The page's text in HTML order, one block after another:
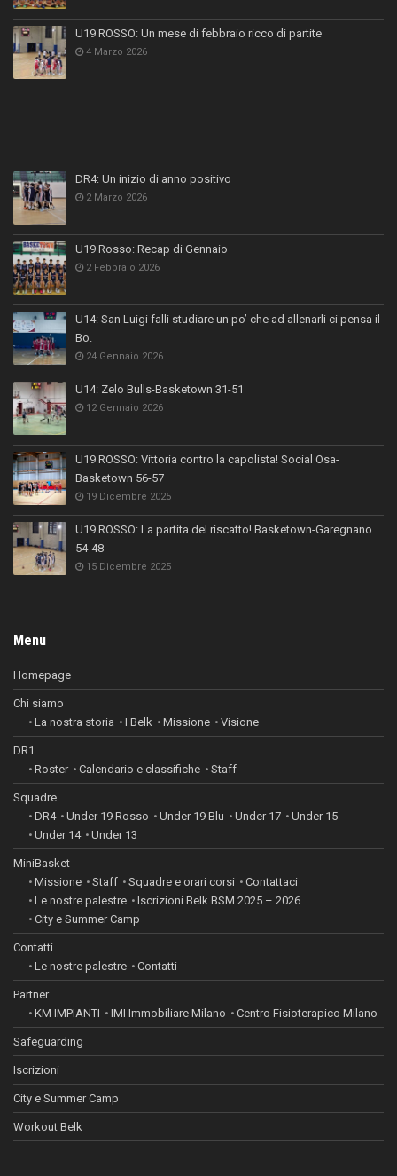
U19 ROSSO: Un mese di febbraio ricco di partite
4 Marzo 2026
DR4: Un inizio di anno positivo
2 Marzo 2026
U19 Rosso: Recap di Gennaio
2 Febbraio 2026
U14: San Luigi falli studiare un po’ che ad allenarli ci pensa il
Bo.
24 Gennaio 2026
U14: Zelo Bulls-Basketown 31-51
12 Gennaio 2026
U19 ROSSO: Vittoria contro la capolista! Social Osa-
Basketown 56-57
19 Dicembre 2025
U19 ROSSO: La partita del riscatto! Basketown-Garegnano
54-48
15 Dicembre 2025
Menu
Homepage
Chi siamo
La nostra storia
I Belk Missione Visione
DR1
Roster
Calendario e classifiche Staff
Squadre
DR4
Under 19 Rosso Under 19 Blu Under 17
Under 15
Under 14
Under 13
MiniBasket
Missione
Staff Squadre e orari corsi
Contattaci
Le nostre palestre
Iscrizioni Belk BSM 2025 – 2026
City e Summer Camp
Contatti
Le nostre palestre
Contatti
Partner
KM IMPIANTI
IMI Immobiliare Milano Centro Fisioterapico Milano
Safeguarding
Iscrizioni
City e Summer Camp
Workout Belk